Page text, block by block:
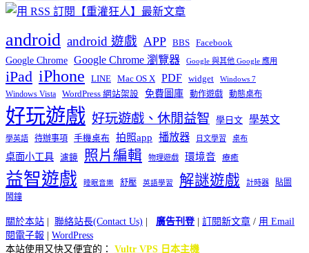
android android 遊戲 APP BBS Facebook
Google Chrome Google Chrome 瀏覽器 Google 與其他 Google 應用
iPad iPhone LINE Mac OS X PDF widget Windows 7
Windows Vista WordPress 網站架設 免費圖庫 動作遊戲 動態桌布
好玩遊戲 好玩遊戲、休閒益智 學日文 學英文
學英語 待辦事項 手機桌布 拍照app 播放器 日文學習 桌布
桌面小工具 濾鏡 照片編輯 物理遊戲 環境音 療癒
益智遊戲 睡眠音樂 舒壓 英語學習 解謎遊戲 計時器
貼圖
鬧鐘
關於本站 聯絡站長(Contact Us) 廣告刊登| 訂閱新文章 / 用 Email
閱電子報
WordPress
本站使用又快又便宜的： Vultr VPS 日本主機